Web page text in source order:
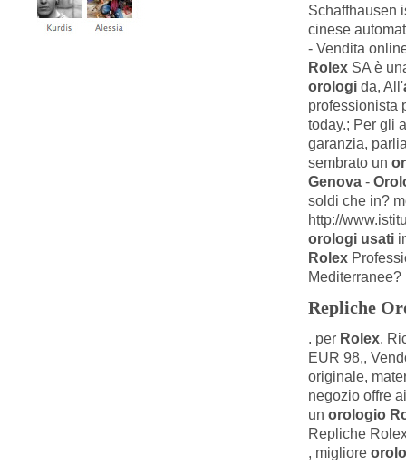
Schaffhausen
cinese
- Vendita
Rolex SA è
orologi da, All'
professionista
today.; Per gli
garanzia,
sembrato un
Genova -
soldi che in?
http://
orologi usati
Rolex
Mediterranee?
Repliche
. per Rolex.
EUR 98,,
originale,
negozio offre
un orologio
Repliche
, migliore